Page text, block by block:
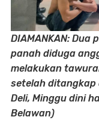
DIAMANKAN: Dua
panah diduga
melakukan
setelah ditangkap
Deli, Minggu dini
Belawan)